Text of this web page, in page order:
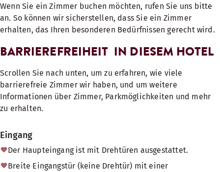
Wenn Sie ein Zimmer buchen möchten, rufen Sie uns bitte
an. So können wir sicherstellen, dass Sie ein Zimmer
erhalten, das Ihren besonderen Bedürfnissen gerecht wird.
BARRIEREFREIHEIT IN DIESEM HOTEL
Scrollen Sie nach unten, um zu erfahren, wie viele
barrierefreie Zimmer wir haben, und um weitere
Informationen über Zimmer, Parkmöglichkeiten und mehr
zu erhalten.
Eingang
Der Haupteingang ist mit Drehtüren ausgestattet.
Breite Eingangstür (keine Drehtür) mit einer